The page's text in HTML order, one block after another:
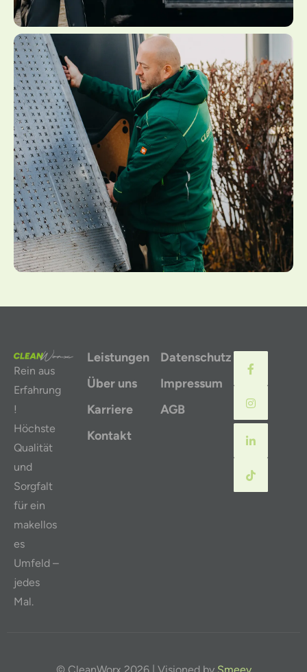
Rein aus
Erfahrung
!
Höchste
Qualität
und
Sorgfalt
für ein
makellos
es
Umfeld –
jedes
Mal.
Leistungen
Über uns
Karriere
Kontakt
Datenschutz
Impressum
AGB